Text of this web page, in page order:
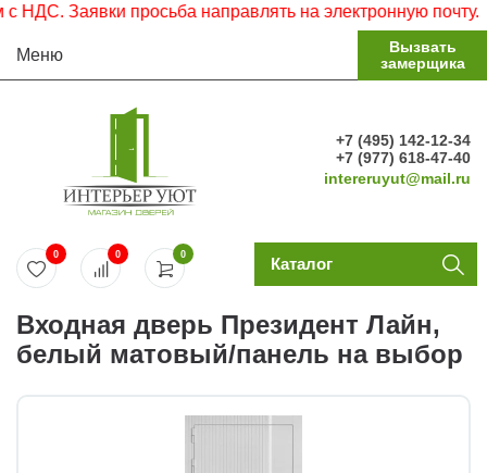
Заявки просьба направлять на электронную почту.
Меню
Вызвать
замерщика
+7 (495) 142-12-34
+7 (977) 618-47-40
intereruyut@mail.ru
0
0 0 Каталог
Входная дверь Президент Лайн,
белый матовый/панель на выбор